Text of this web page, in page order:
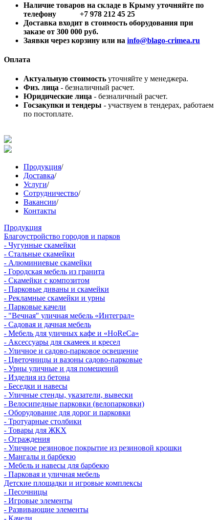
Наличие товаров на складе в Крыму уточняйте по
телефону +7 978 212 45 25
Доставка входит в стоимость оборудования при
заказе от 300 000 руб.
Заявки через корзину или на info@blago-crimea.ru
Оплата
Актуальную стоимость уточняйте у менеджера.
Физ. лица - безналичный расчет.
Юридические лица - безналичный расчет.
Госзакупки и тендеры - участвуем в тендерах, работаем
по постоплате.
Продукция/
Доставка/
Услуги/
Сотрудничество/
Вакансии/
Контакты
Продукция
Благоустройство городов и парков
- Чугунные скамейки
- Стальные скамейки
- Алюминиевые скамейки
- Городская мебель из гранита
- Скамейки с композитом
- Парковые диваны и скамейки
- Рекламные скамейки и урны
- Парковые качели
- "Вечная" уличная мебель «Интеграл»
- Садовая и дачная мебель
- Мебель для уличных кафе и «HoReCa»
- Аксессуары для скамеек и кресел
- Уличное и садово-парковое освещение
- Цветочницы и вазоны садово-парковые
- Урны уличные и для помещений
- Изделия из бетона
- Беседки и навесы
- Уличные стенды, указатели, вывески
- Велосипедные парковки (велопарковки)
- Оборудование для дорог и парковки
- Тротуарные столбики
- Товары для ЖКХ
- Ограждения
- Уличное резиновое покрытие из резиновой крошки
- Мангалы и барбекю
- Мебель и навесы для барбекю
- Парковая и уличная мебель
Детские площадки и игровые комплексы
- Песочницы
- Игровые элементы
- Развивающие элементы